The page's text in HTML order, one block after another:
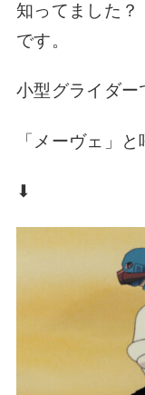
知ってました
です。
小型グライダー
「メーヴェ」と
⬇︎